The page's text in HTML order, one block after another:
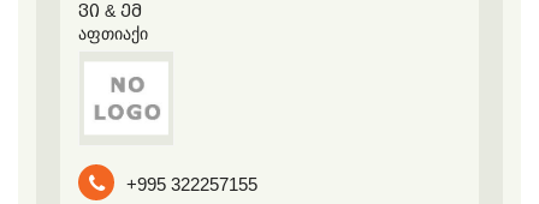
ვი & ემ
აფთიაქი
+995 322257155